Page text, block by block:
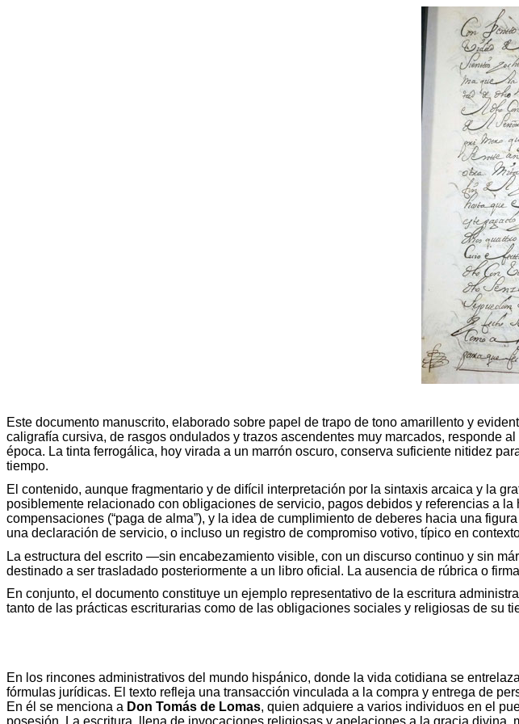
Este documento manuscrito, elaborado sobre papel de trapo de tono amarillento y
caligrafía cursiva, de rasgos ondulados y trazos ascendentes muy marcados, responde
época. La tinta ferrogálica, hoy virada a un marrón oscuro, conserva suficiente nitidez
tiempo.
El contenido, aunque fragmentario y de difícil interpretación por la sintaxis arcaica y la
posiblemente relacionado con obligaciones de servicio, pagos debidos y referencias a la
compensaciones (“paga de alma”), y la idea de cumplimiento de deberes hacia una
una declaración de servicio, o incluso un registro de compromiso votivo, típico en
La estructura del escrito —sin encabezamiento visible, con un discurso continuo y sin
destinado a ser trasladado posteriormente a un libro oficial. La ausencia de rúbrica o
En conjunto, el documento constituye un ejemplo representativo de la escritura
tanto de las prácticas escriturarias como de las obligaciones sociales y religiosas de su
En los rincones administrativos del mundo hispánico, donde la vida cotidiana se
fórmulas jurídicas. El texto refleja una transacción vinculada a la compra y entrega de
En él se menciona a Don Tomás de Lomas, quien adquiere a varios individuos en el